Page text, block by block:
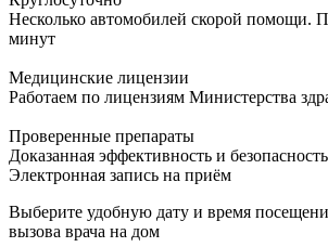
Несколько автомобилей скорой помощи.
минут
Медицинские лицензии
Работаем по лицензиям Министерства
Проверенные препараты
Доказанная эффективность и безопасность
Электронная запись на приём
Выберите удобную дату и время
вызова врача на дом